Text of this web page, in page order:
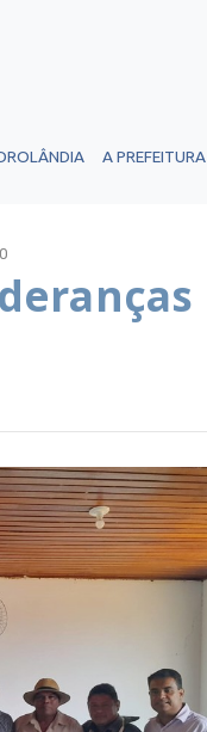
A PREFEITURA